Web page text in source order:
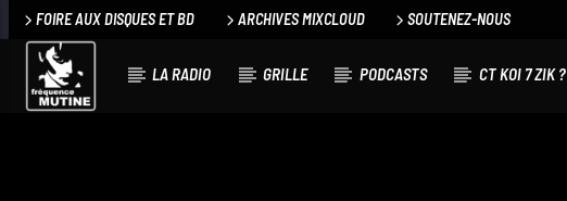
FOIRE AUX DISQUES ET BD ARCHIVES MIXCLOUD SOUTENEZ-NOUS
LA RADIO GRILLE PODCASTS CT KOI 7 ZIK ?